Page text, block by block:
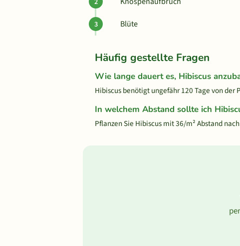
Blüte
Häufig gestellte Fragen
Wie lange dauert es, Hibiscus
Hibiscus benötigt ungefähr 120 Tage von der
In welchem Abstand sollte ich
Pflanzen Sie Hibiscus mit 36/m² Abstand